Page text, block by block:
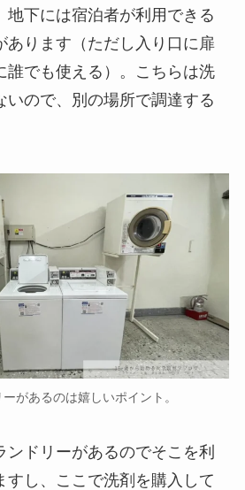
地下には宿泊者が利用できる
あります（ただし入り口に扉
誰でも使える）。こちらは洗
いので、別の場所で調達する
があるのは嬉しいポイント。
ンドリーがあるのでそこを利
すし、ここで洗剤を購入して